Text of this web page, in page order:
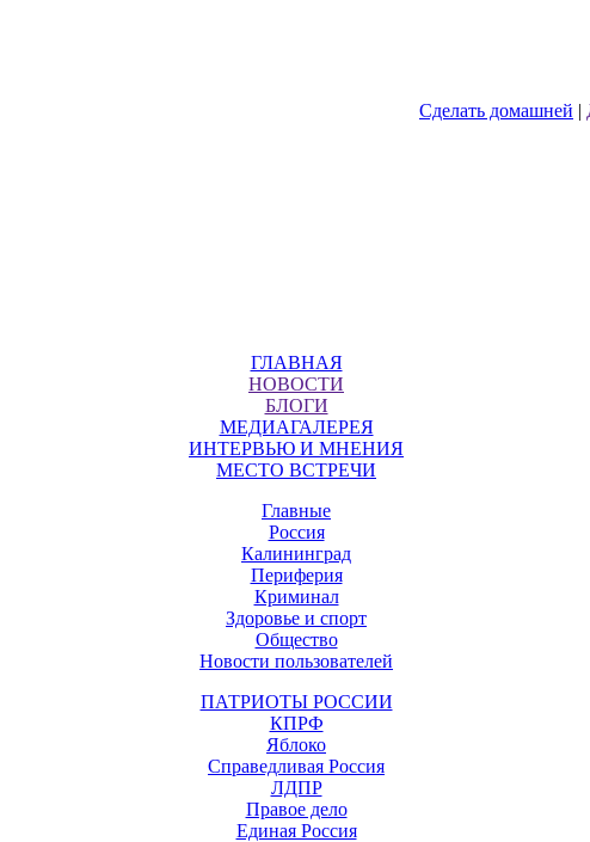
Сделать домашней |
ГЛАВНАЯ
НОВОСТИ
БЛОГИ
МЕДИАГАЛЕРЕЯ
ИНТЕРВЬЮ И МНЕНИЯ
МЕСТО ВСТРЕЧИ
Главные
Россия
Калининград
Периферия
Криминал
Здоровье и спорт
Общество
Новости пользователей
ПАТРИОТЫ РОССИИ
КПРФ
Яблоко
Справедливая Россия
ЛДПР
Правое дело
Единая Россия